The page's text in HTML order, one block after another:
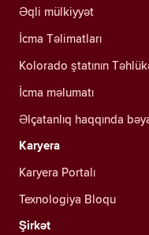
Əqli mülkiyyət
İcma Təlimatları
Kolorado ştatının
İcma məlumatı
Əlçatanlıq haqqında
Karyera
Karyera Portalı
Texnologiya Bloqu
Şirkət